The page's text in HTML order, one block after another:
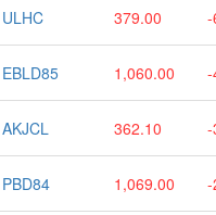
ULHC 379.00 -
EBLD85 1,060.00 -
AKJCL 362.10 -
PBD84 1,069.00 -